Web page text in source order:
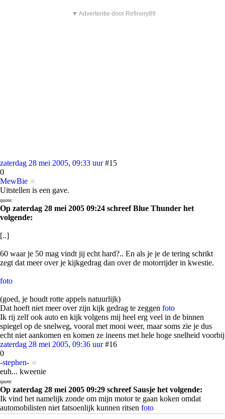
▼ Advertentie door Refinery89
zaterdag 28 mei 2005, 09:33 uur #15
0
MewBie
Uitstellen is een gave.
quote:
Op zaterdag 28 mei 2005 09:24 schreef Blue Thunder het
volgende:
[..]
60 waar je 50 mag vindt jij echt hard?.. En als je je de tering schrikt
zegt dat meer over je kijkgedrag dan over de motorrijder in kwestie.
foto
(goed, je houdt rotte appels natuurlijk)
Dat hoeft niet meer over zijn kijk gedrag te zeggen foto
Ik rij zelf ook auto en kijk volgens mij heel erg veel in de binnen
spiegel op de snelweg, vooral met mooi weer, maar soms zie je dus
echt niet aankomen en komen ze ineens met hele hoge snelheid voorbij
zaterdag 28 mei 2005, 09:36 uur #16
0
-stephen-
euh... kweenie
quote:
Op zaterdag 28 mei 2005 09:29 schreef Sausje het volgende:
Ik vind het namelijk zonde om mijn motor te gaan koken omdat
automobilisten niet fatsoenlijk kunnen ritsen foto